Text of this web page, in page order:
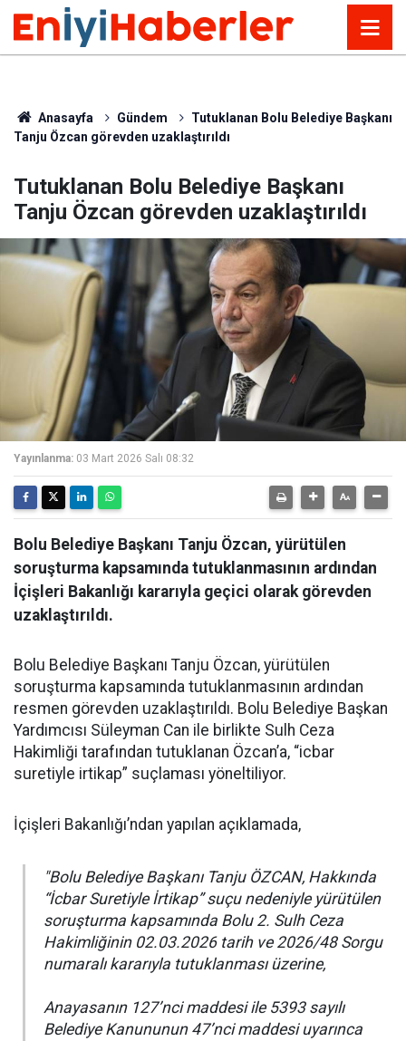
Anasayfa Gündem
Tutuklanan Bolu Belediye Başkanı
Tanju Özcan görevden uzaklaştırıldı
Tutuklanan Bolu Belediye Başkanı
Tanju Özcan görevden uzaklaştırıldı
Yayınlanma: 03 Mart 2026 Salı 08:32
Bolu Belediye Başkanı Tanju Özcan, yürütülen
soruşturma kapsamında tutuklanmasının ardından
İçişleri Bakanlığı kararıyla geçici olarak görevden
uzaklaştırıldı.
Bolu Belediye Başkanı Tanju Özcan, yürütülen
soruşturma kapsamında tutuklanmasının ardından
resmen görevden uzaklaştırıldı. Bolu Belediye Başkan
Yardımcısı Süleyman Can ile birlikte Sulh Ceza
Hakimliği tarafından tutuklanan Özcan’a, “icbar
suretiyle irtikap” suçlaması yöneltiliyor.
İçişleri Bakanlığı’ndan yapılan açıklamada,
"Bolu Belediye Başkanı Tanju ÖZCAN, Hakkında
“İcbar Suretiyle İrtikap” suçu nedeniyle yürütülen
soruşturma kapsamında Bolu 2. Sulh Ceza
Hakimliğinin 02.03.2026 tarih ve 2026/48 Sorgu
numaralı kararıyla tutuklanması üzerine,
Anayasanın 127’nci maddesi ile 5393 sayılı
Belediye Kanununun 47’nci maddesi uyarınca